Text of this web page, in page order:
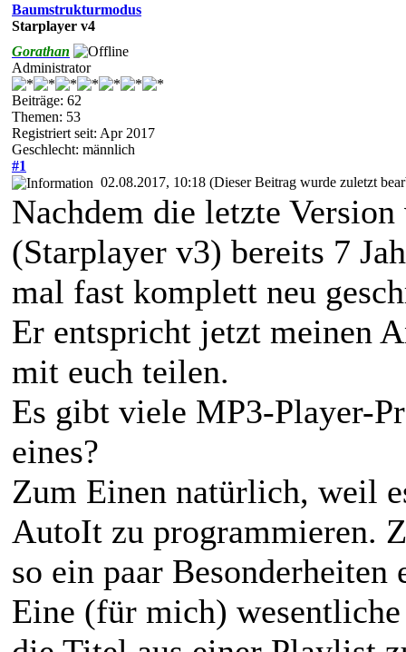
Baumstrukturmodus
Starplayer v4
Gorathan
Administrator
Beiträge: 62
Themen: 53
Registriert seit: Apr 2017
Geschlecht: männlich
#1
02.08.2017, 10:18 (Dieser Beitrag wurde zuletzt
Nachdem die letzte
(Starplayer v3) bereits 7
mal fast komplett neu
Er entspricht jetzt meinen
mit euch teilen.
Es gibt viele MP3-Player-
eines?
Zum Einen natürlich, weil
AutoIt zu programmieren.
so ein paar Besonderheiten
Eine (für mich)